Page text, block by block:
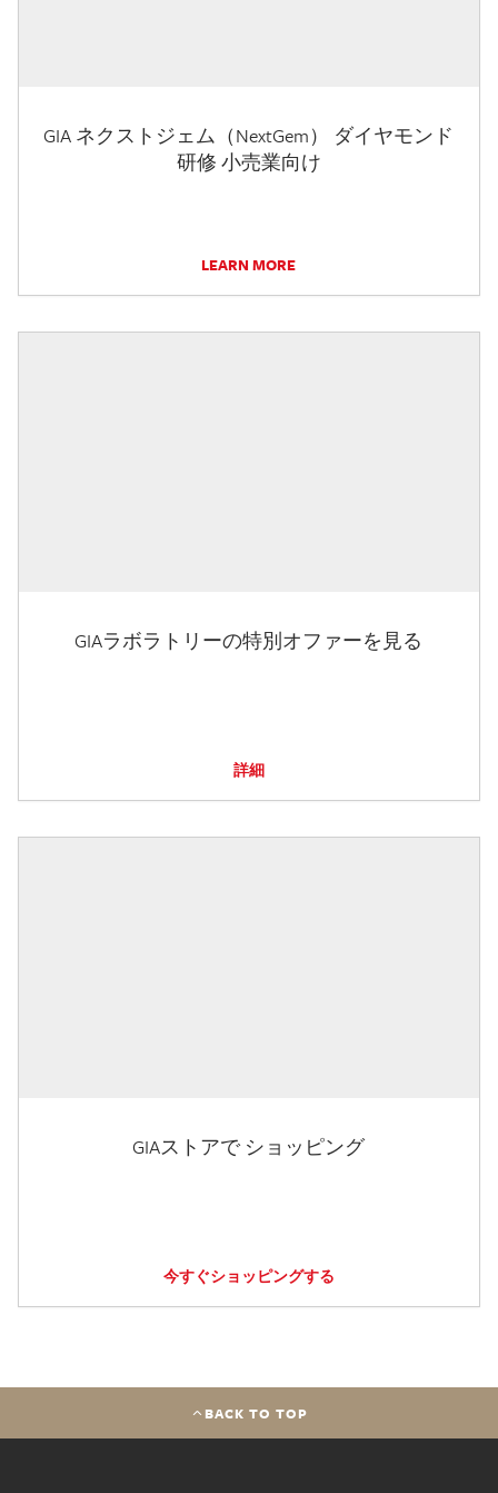
GIA ネクストジェム（NextGem） ダイヤモンド
研修 小売業向け
LEARN MORE
GIAラボラトリーの特別オファーを見る
詳細
GIAストアで ショッピング
今すぐショッピングする
BACK TO TOP